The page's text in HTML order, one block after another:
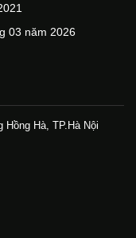
03 năm 2026
Hà, TP.Hà Nội